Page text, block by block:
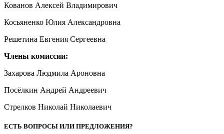
Кованов Алексей Владимирович
Косьяненко Юлия Александровна
Решетина Евгения Сергеевна
Члены комиссии:
Захарова Людмила Ароновна
Посёлкин Андрей Андреевич
Стрелков Николай Николаевич
ЕСТЬ ВОПРОСЫ ИЛИ ПРЕДЛОЖЕНИЯ?